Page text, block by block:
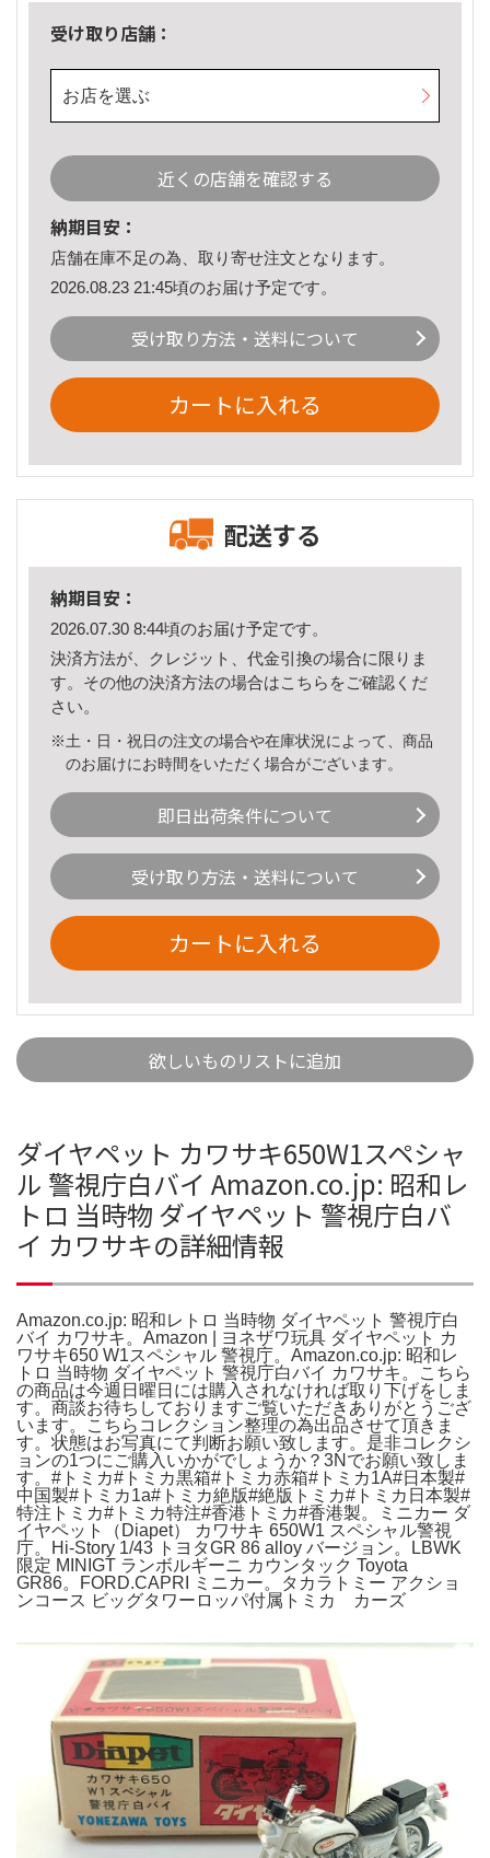
受け取り店舗：
お店を選ぶ
近くの店舗を確認する
納期目安：
店舗在庫不足の為、取り寄せ注文となります。
2026.08.23 21:45頃のお届け予定です。
受け取り方法・送料について
カートに入れる
配送する
納期目安：
2026.07.30 8:44頃のお届け予定です。
決済方法が、クレジット、代金引換の場合に限りま
す。その他の決済方法の場合はこちら をご確認くだ
さい。
※土・日・祝日の注文の場合や在庫状況によって、商品
のお届けにお時間をいただく場合がございます。
即日出荷条件について
受け取り方法・送料について
カートに入れる
欲しいものリストに追加
ダイヤペット カワサキ650W1スペシャ
ル 警視庁白バイ Amazon.co.jp: 昭和レ
トロ 当時物 ダイヤペット 警視庁白バ
イ カワサキの詳細情報
Amazon.co.jp: 昭和レトロ 当時物 ダイヤペット 警視庁白
バイ カワサキ。Amazon | ヨネザワ玩具 ダイヤペット カ
ワサキ650 W1スペシャル 警視庁。Amazon.co.jp: 昭和レ
トロ 当時物 ダイヤペット 警視庁白バイ カワサキ。こちら
の商品は今週日曜日には購入されなければ取り下げをしま
す。商談お待ちしておりますご覧いただきありがとうござ
います。こちらコレクション整理の為出品させて頂きま
す。状態はお写真にて判断お願い致します。是非コレクシ
ョンの1つにご購入いかがでしょうか？3Nでお願い致しま
す。#トミカ#トミカ黒箱#トミカ赤箱#トミカ1A#日本製#
中国製#トミカ1a#トミカ絶版#絶版トミカ#トミカ日本製#
特注トミカ#トミカ特注#香港トミカ#香港製。ミニカー ダ
イヤペット（Diapet） カワサキ 650W1 スペシャル警視
庁。Hi-Story 1/43 トヨタGR 86 alloy バージョン。LBWK
限定 MINIGT ランボルギーニ カウンタック Toyota
GR86。FORD.CAPRI ミニカー。タカラトミー アクショ
ンコース ビッグタワーロッパ付属トミカ カーズ